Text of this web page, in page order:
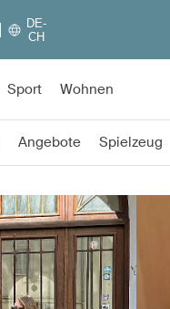
DE-
CH
Sport Wohnen
Angebote Spielzeug